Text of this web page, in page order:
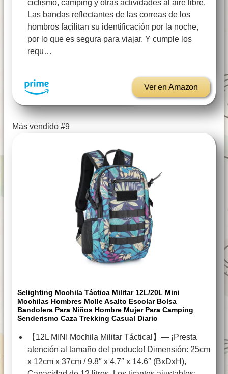
ciclismo, camping y otras actividades al aire libre.
Las bandas reflectantes de las correas de los
hombros facilitan su identificación por la noche,
por lo que es segura para viajar. Y cumple los
requ…
Ver en Amazon
Más vendido #9
Selighting Mochila Táctica Militar 12L/20L Mini
Mochilas Hombres Molle Asalto Escolar Bolsa
Bandolera Para Niños Hombre Mujer Para Camping
Senderismo Caza Trekking Casual Diario
【12L MINI Mochila Militar Táctical】— ¡Presta
atención al tamaño del producto! Dimensión: 25cm
x 12cm x 37cm / 9.8″ x 4.7″ x 14.6″ (BxDxH),